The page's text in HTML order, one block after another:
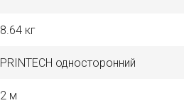
8.64 кг
PRINTECH односторонний
2 м